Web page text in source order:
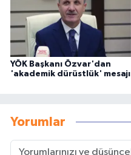
YÖK Başkanı Özvar'dan
'akademik dürüstlük' mesajı
Yorumlar